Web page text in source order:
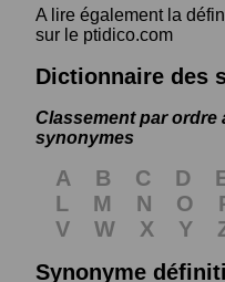
A lire également la
sur le ptidico.com
Dictionnaire des
Classement par ordre
synonymes
A B C D
L
M N O
V
W X Y
Synonyme